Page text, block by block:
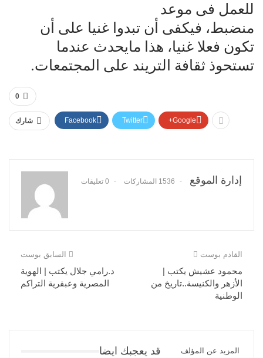
للعمل فى موعد‌
منضبط، فيكفى أن تبدوا غنيا على أن
تكون فعلا غنيا، هذا مايحدث عندما
تستحوذ ثقافة التريند على المجتمعات.
0
شارك Facebook Twitter Google+
إدارة الموقع 1536 المشاركات 0 تعليقات
السابق بوست
د.رامي جلال يكتب | الهوية
المصرية وعبقرية التراكم
القادم بوست
محمود عشيش يكتب |
الأزهر والكنيسة..تاريخ من
الوطنية
قد يعجبك ايضا المزيد عن المؤلف